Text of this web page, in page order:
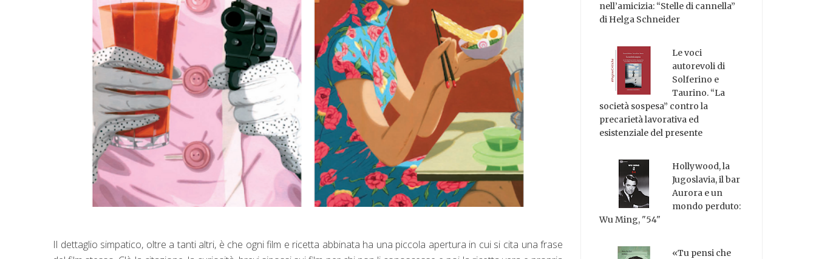
Il dettaglio simpatico, oltre a tanti altri, è che ogni film e ricetta abbinata ha una piccola apertura in cui si cita una frase
nell’amicizia: “Stelle di cannella”
di Helga Schneider
Le voci
autorevoli di
Solferino e
Taurino. “La
società sospesa” contro la
precarietà lavorativa ed
esistenziale del presente
Hollywood, la
Jugoslavia, il bar
Aurora e un
mondo perduto:
Wu Ming, "54"
«Tu pensi che